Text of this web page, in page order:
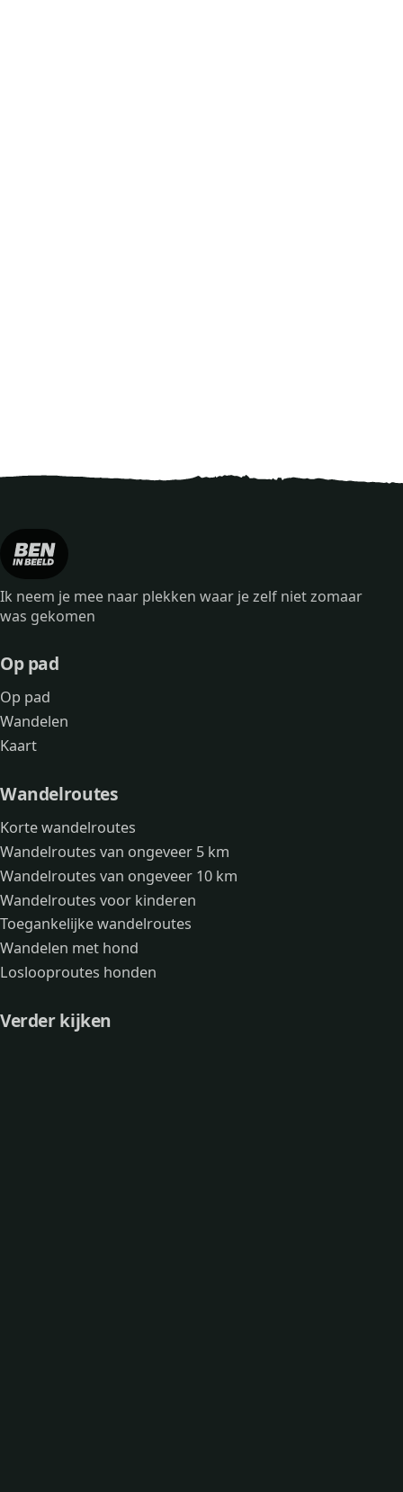
Ik neem je mee naar plekken waar je zelf niet zomaar
was gekomen
Op pad
Op pad
Wandelen
Kaart
Wandelroutes
Korte wandelroutes
Wandelroutes van ongeveer 5 km
Wandelroutes van ongeveer 10 km
Wandelroutes voor kinderen
Toegankelijke wandelroutes
Wandelen met hond
Loslooproutes honden
Verder kijken